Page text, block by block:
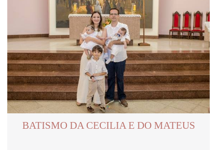
BATISMO DA CECILIA E DO MATEUS